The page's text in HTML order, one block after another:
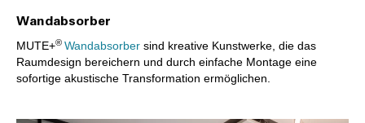
Wandabsorber
MUTE+® Wandabsorber sind kreative Kunstwerke, die das
Raumdesign bereichern und durch einfache Montage eine
sofortige akustische Transformation ermöglichen.